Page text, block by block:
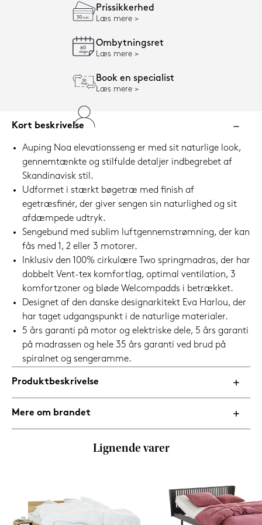
Prissikkerhed
Læs mere
Ombytningsret
Læs mere
Book en specialist
Læs mere
Kort beskrivelse
Auping Noa elevationsseng er med sit naturlige look,
gennemtænkte og stilfulde detaljer indbegrebet af
Skandinavisk stil.
Udformet i stærkt bøgetræ med finish af
egetræsfinér, der giver sengen sin naturlighed og sit
afdæmpede udtryk.
Sengebund med sublim luftgennemstrømning, der kan
fås med 1, 2 eller 3 motorer.
Inklusiv den 100% cirkulære Two springmadras, der har
dobbelt Vent-tex komfortlag, optimal ventilation, 3
komfortzoner og bløde Welcompadds i betrækket.
Designet af den danske designarkitekt Eva Harlou, der
har taget udgangspunkt i de naturlige materialer.
5 års garanti på motor og elektriske dele, 5 års garanti
på madrassen og hele 35 års garanti ved brud på
spiralnet og sengeramme.
Produktbeskrivelse
Mere om brandet
Lignende varer